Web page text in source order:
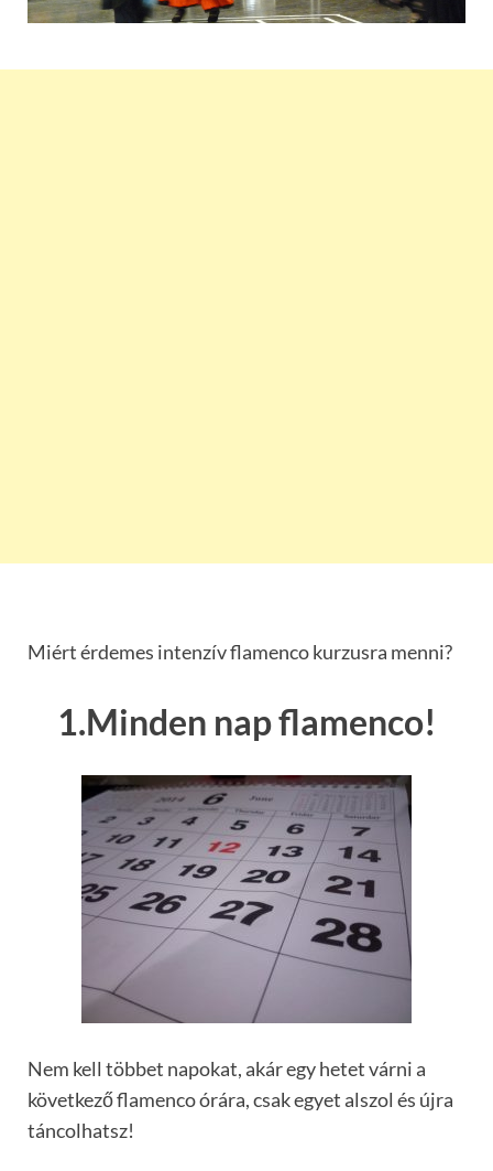
Miért érdemes intenzív flamenco kurzusra menni?
1.Minden nap flamenco!
Nem kell többet napokat, akár egy hetet várni a
következő flamenco órára, csak egyet alszol és újra
táncolhatsz!